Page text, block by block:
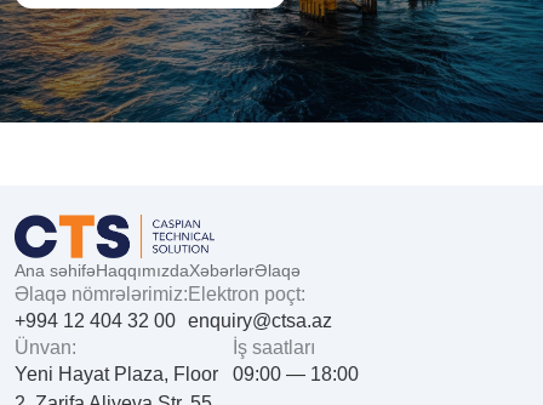
Ana səhifəHaqqımızdaXəbərlərƏlaqə
Əlaqə nömrələrimiz:
+994 12 404 32 00
Elektron poçt:
enquiry@ctsa.az
Ünvan:
Yeni Hayat Plaza, Floor
İş saatları
09:00 — 18:00